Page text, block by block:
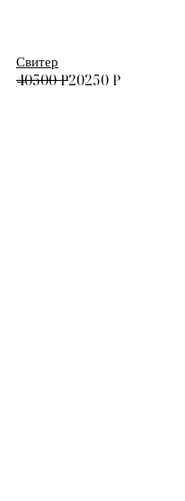
Свитер
40500₽20250 ₽